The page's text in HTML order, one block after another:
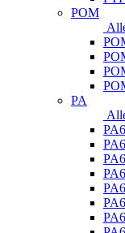
POM
PA